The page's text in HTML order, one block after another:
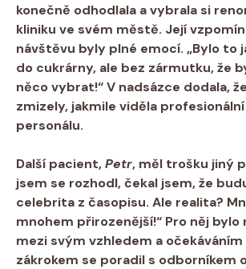
konečně odhodlala a vybrala si
kliniku ve svém městě. Její
návštěvu byly plné emocí. „Bylo to
do cukrárny, ale bez zármutku, že
něco vybrat!“ V nadsázce dodala,
zmizely, jakmile viděla
personálu.
Další pacient,Petr, měl trošku jiný
jsem se rozhodl, čekal jsem, že
celebrita z časopisu. Ale realita?
mnohem přirozenější!“ Pro něj bylo
mezi svým vzhledem a očekáváním
zákrokem se poradil s odborníkem